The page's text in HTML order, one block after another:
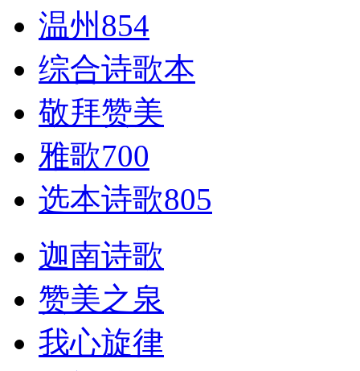
温州854
综合诗歌本
敬拜赞美
雅歌700
选本诗歌805
迦南诗歌
赞美之泉
我心旋律